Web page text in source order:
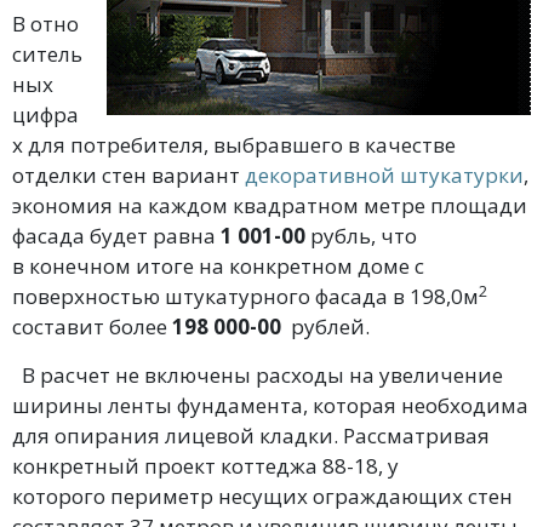
В отно
ситель
ных
цифра
х для потребителя, выбравшего в качестве
отделки стен вариант декоративной штукатурки,
экономия на каждом квадратном метре площади
фасада будет равна 1 001-00 рубль, что
в конечном итоге на конкретном доме с
поверхностью штукатурного фасада в 198,0м2
составит более198 000-00 рублей.
В расчет не включены расходы на увеличение
ширины ленты фундамента, которая необходима
для опирания лицевой кладки. Рассматривая
конкретный проект коттеджа 88-18, у
которого периметр несущих ограждающих стен